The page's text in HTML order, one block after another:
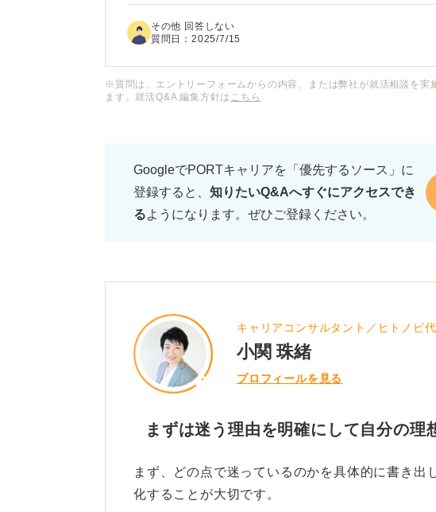
います。家族や友人にも相談しましたが、最終的
転職の内定をこんなに迷うようであれば、今回は
その他 回答しない
質問日：2025/7/15
※質問は、エントリーフォームからの内容、または弊社が就活相談を実
ます。就活Q&A 編集方針は こちら
GoogleでPORTキャリアを「優先するソース」に
登録すると、 知りたいQ&Aへすぐにアクセスでき
るようになります。ぜひご登録ください。
キャリアコンサルタント／ヒトノビ
小関 珠緒
プロフィールを見る
まずは迷う理由を明確にして自分の理
まず、どの点で迷っているのかを具体的に書き出
化することが大切です。